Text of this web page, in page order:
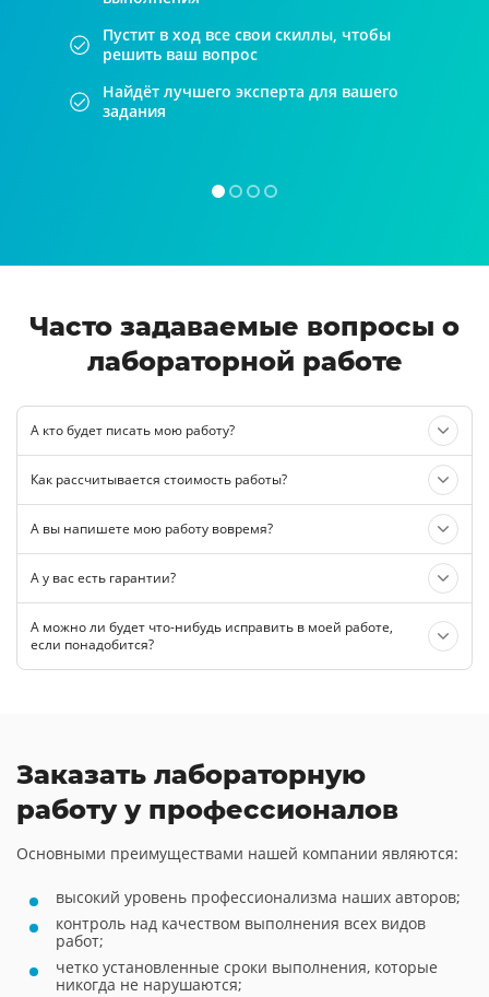
Пустит в ход все свои скиллы, чтобы
решить ваш вопрос
Найдёт лучшего эксперта для вашего
задания
Часто задаваемые вопросы о
лабораторной работе
А кто будет писать мою работу?
Как рассчитывается стоимость работы?
А вы напишете мою работу вовремя?
А у вас есть гарантии?
А можно ли будет что-нибудь исправить в моей работе,
если понадобится?
Заказать лабораторную
работу у профессионалов
Основными преимуществами нашей компании являются:
высокий уровень профессионализма наших авторов;
контроль над качеством выполнения всех видов
работ;
четко установленные сроки выполнения, которые
никогда не нарушаются;